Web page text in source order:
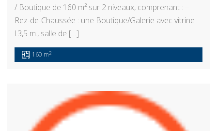
/ Boutique de 160 m² sur 2 niveaux, comprenant : –
Rez-de-Chaussée : une Boutique/Galerie avec vitrine
l.3,5 m., salle de […]
160 m2